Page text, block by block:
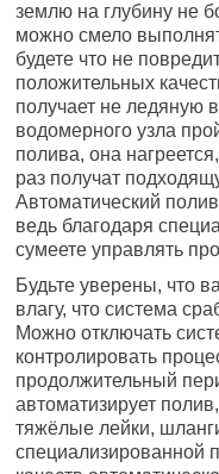
землю на глубину не
можно смело
будете что не
положительных
получает не ледяную
водомерного узла
полива, она
раз получат
Автоматический
ведь благодаря
сумеете управлять
Будьте уверены, что
влагу, что система
Можно отключать
контролировать
продолжительный
автоматизирует
тяжёлые лейки,
специализированной